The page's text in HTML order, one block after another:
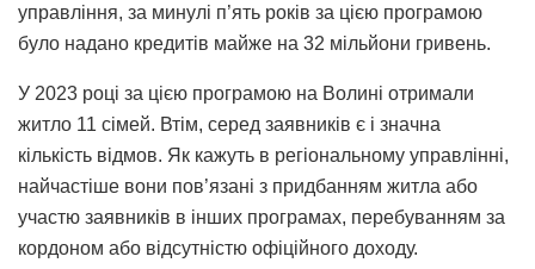
управління, за минулі п’ять років за цією програмою
було надано кредитів майже на 32 мільйони гривень.
У 2023 році за цією програмою на Волині отримали
житло 11 сімей. Втім, серед заявників є і значна
кількість відмов. Як кажуть в регіональному управлінні,
найчастіше вони пов’язані з придбанням житла або
участю заявників в інших програмах, перебуванням за
кордоном або відсутністю офіційного доходу.